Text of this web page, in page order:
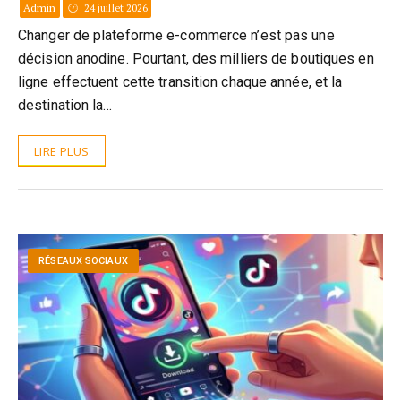
Admin 24 juillet 2026
Changer de plateforme e-commerce n’est pas une
décision anodine. Pourtant, des milliers de boutiques en
ligne effectuent cette transition chaque année, et la
destination la…
LIRE PLUS
RÉSEAUX SOCIAUX